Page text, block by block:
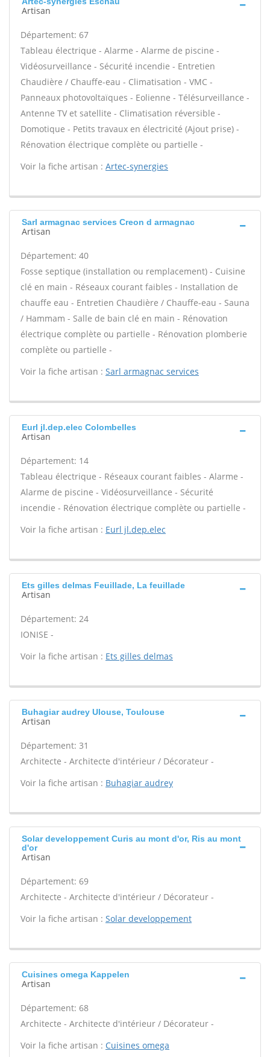
Artisan
Département: 67
Tableau électrique - Alarme - Alarme de piscine -
Vidéosurveillance - Sécurité incendie - Entretien
Chaudière / Chauffe-eau - Climatisation - VMC -
Panneaux photovoltaïques - Eolienne - Télésurveillance -
Antenne TV et satellite - Climatisation réversible -
Domotique - Petits travaux en électricité (Ajout prise) -
Rénovation électrique complète ou partielle -
Voir la fiche artisan : Artec-synergies
Sarl armagnac services Creon d armagnac
Artisan
Département: 40
Fosse septique (installation ou remplacement) - Cuisine
clé en main - Réseaux courant faibles - Installation de
chauffe eau - Entretien Chaudière / Chauffe-eau - Sauna
/ Hammam - Salle de bain clé en main - Rénovation
électrique complète ou partielle - Rénovation plomberie
complète ou partielle -
Voir la fiche artisan : Sarl armagnac services
Eurl jl.dep.elec Colombelles
Artisan
Département: 14
Tableau électrique - Réseaux courant faibles - Alarme -
Alarme de piscine - Vidéosurveillance - Sécurité
incendie - Rénovation électrique complète ou partielle -
Voir la fiche artisan : Eurl jl.dep.elec
Ets gilles delmas Feuillade, La feuillade
Artisan
Département: 24
IONISE -
Voir la fiche artisan : Ets gilles delmas
Buhagiar audrey Ulouse, Toulouse
Artisan
Département: 31
Architecte - Architecte d'intérieur / Décorateur -
Voir la fiche artisan : Buhagiar audrey
Solar developpement Curis au mont d'or, Ris au mont
d'or
Artisan
Département: 69
Architecte - Architecte d'intérieur / Décorateur -
Voir la fiche artisan : Solar developpement
Cuisines omega Kappelen
Artisan
Département: 68
Architecte - Architecte d'intérieur / Décorateur -
Voir la fiche artisan : Cuisines omega